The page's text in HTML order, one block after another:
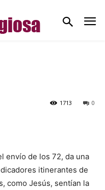
0
1713
envío de los 72, da una
itinerantes de
como Jesús, sentían la